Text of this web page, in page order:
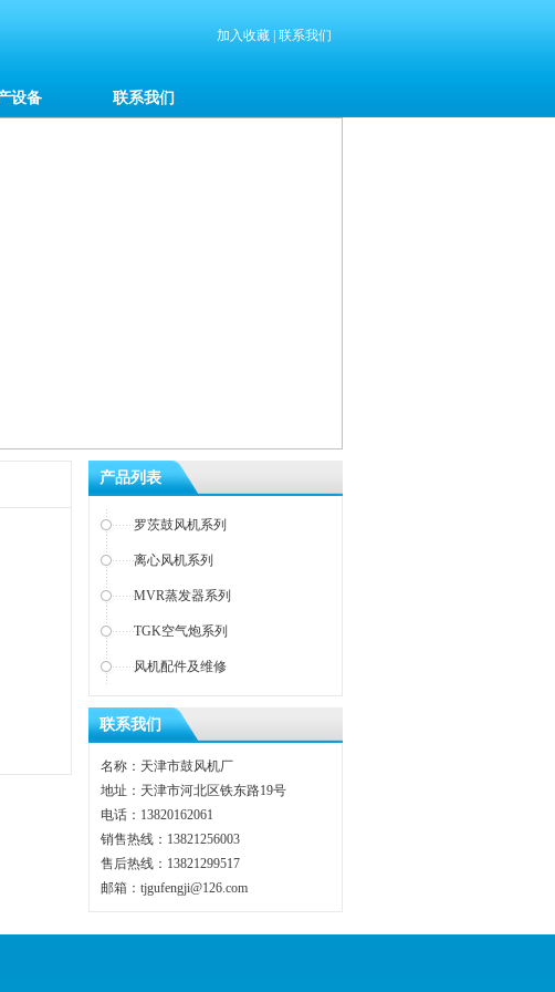
加入收藏 联系我们
设备 联系我们
产品列表
罗茨鼓风机系列
离心风机系列
MVR蒸发器系列
TGK空气炮系列
风机配件及维修
联系我们
名称：天津市鼓风机厂
地址：天津市河北区铁东路19号
电话：13820162061
销售热线：13821256003
售后热线：13821299517
邮箱：tjgufengji@126.com